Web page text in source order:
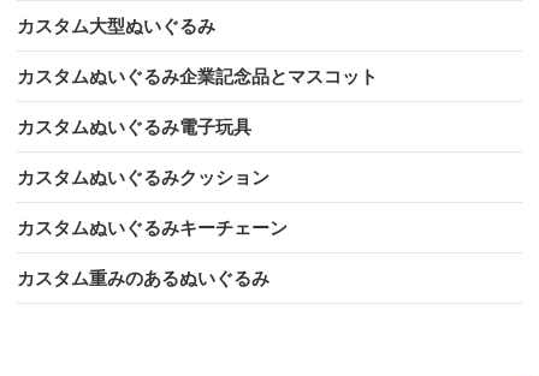
カスタム大型ぬいぐるみ
カスタムぬいぐるみ企業記念品とマスコット
カスタムぬいぐるみ電子玩具
カスタムぬいぐるみクッション
カスタムぬいぐるみキーチェーン
カスタム重みのあるぬいぐるみ